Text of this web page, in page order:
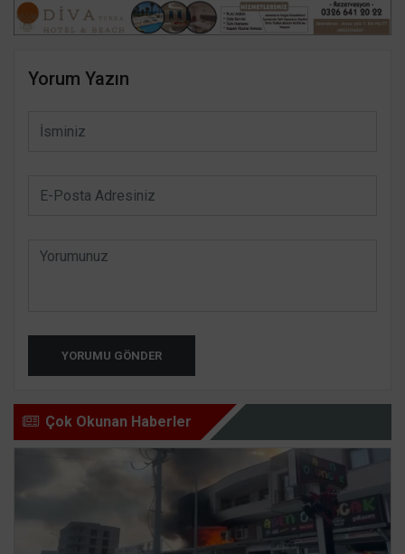
Yorum Yazın
YORUMU GÖNDER
Çok Okunan Haberler